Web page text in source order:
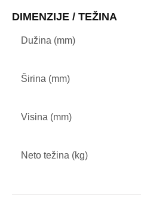
DIMENZIJE / TEŽINA
Dužina (mm)
Širina (mm)
Visina (mm)
Neto težina (kg)